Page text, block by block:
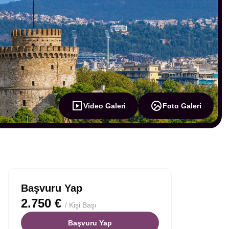
Video Galeri Foto Galeri
Başvuru Yap
2.750 € / Kişi Başı
Başvuru Yap